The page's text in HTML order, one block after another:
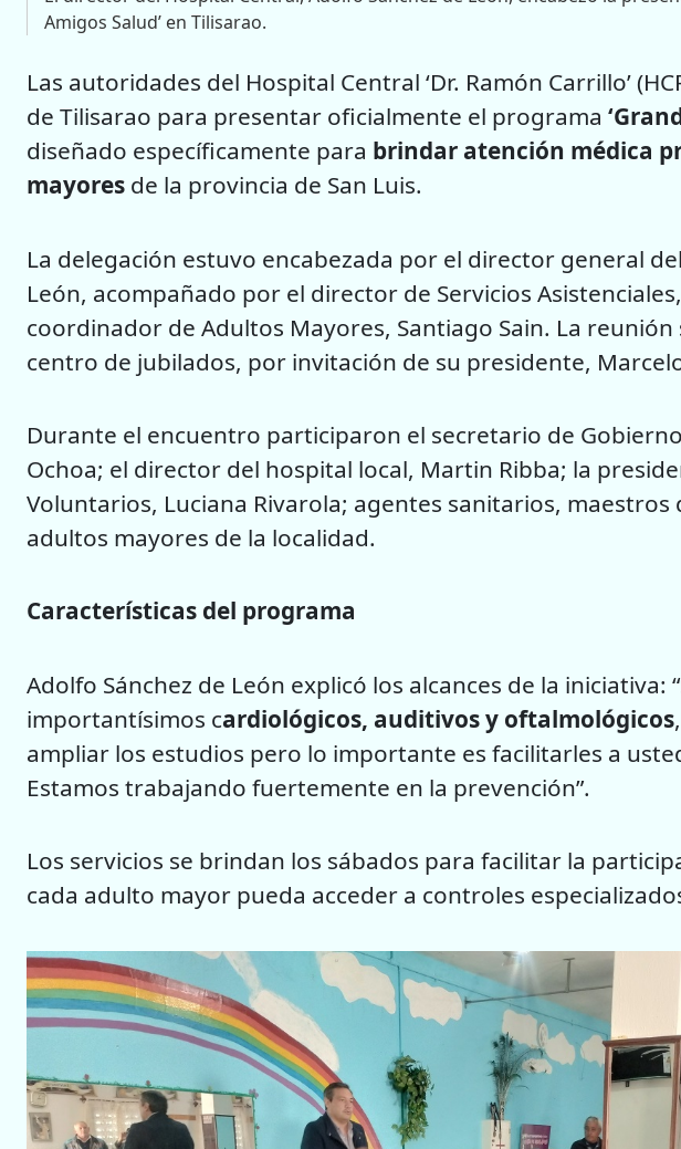
Amigos Salud’ en Tilisarao.
Las autoridades del Hospital Central ‘Dr. Ramón Carrillo’
de Tilisarao para presentar oficialmente el programa
diseñado específicamente para brindar atención médica
mayores de la provincia de San Luis.
La delegación estuvo encabezada por el director general
León, acompañado por el director de Servicios
coordinador de Adultos Mayores, Santiago Sain. La reunión
centro de jubilados, por invitación de su presidente,
Durante el encuentro participaron el secretario de
Ochoa; el director del hospital local, Martin Ribba; la
Voluntarios, Luciana Rivarola; agentes sanitarios, maestros
adultos mayores de la localidad.
Características del programa
Adolfo Sánchez de León explicó los alcances de la iniciativa:
importantísimos cardiológicos, auditivos y oftalmológicos
ampliar los estudios pero lo importante es facilitarles a
Estamos trabajando fuertemente en la prevención”.
Los servicios se brindan los sábados para facilitar la
cada adulto mayor pueda acceder a controles